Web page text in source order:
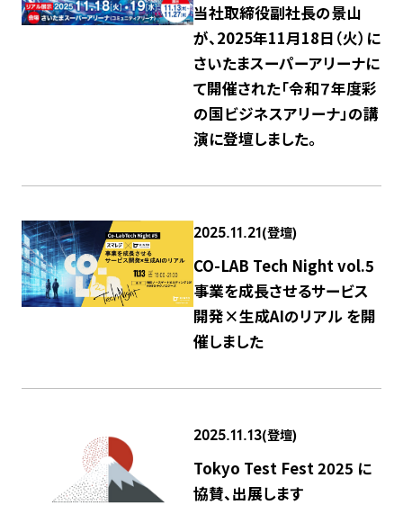
当社取締役副社長の景山
が、2025年11月18日（火）に
さいたまスーパーアリーナに
て開催された「令和７年度彩
の国ビジネスアリーナ」の講
演に登壇しました。
2025.11.21(登壇)
CO-LAB Tech Night vol.5
事業を成長させるサービス
開発×生成AIのリアル を開
催しました
2025.11.13(登壇)
Tokyo Test Fest 2025 に
協賛、出展します